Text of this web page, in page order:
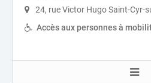
24, rue Victor Hugo Saint-Cyr-
Accès aux personnes à